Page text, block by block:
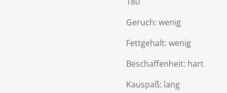
Geruch: wenig
Fettgehalt: wenig
Beschaffenheit: hart
Kauspaß: lang